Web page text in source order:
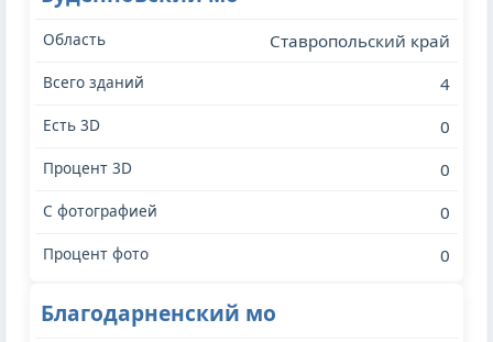
Ставропольский край
4
0
0
0
0
Благодарненский мо